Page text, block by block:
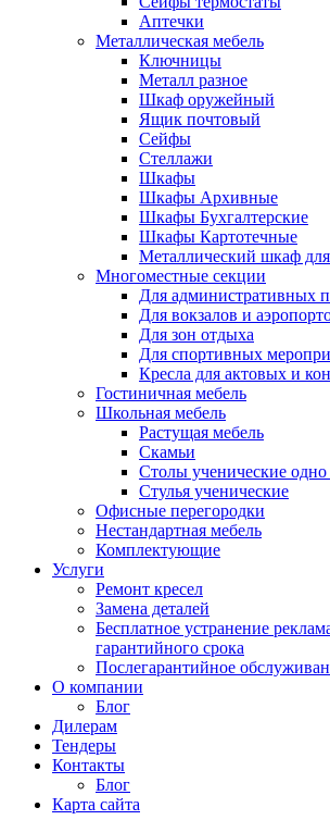
Аптечки
Металлическая мебель
Ключницы
Металл разное
Шкаф оружейный
Ящик почтовый
Сейфы
Стеллажи
Шкафы
Шкафы Архивные
Шкафы Бухгалтерские
Шкафы Картотечные
Металлический шкаф
Многоместные секции
Для административных
Для вокзалов и
Для зон отдыха
Для спортивных
Кресла для актовых и
Гостиничная мебель
Школьная мебель
Растущая мебель
Скамьи
Столы ученические
Стулья ученические
Офисные перегородки
Нестандартная мебель
Комплектующие
Услуги
Ремонт кресел
Замена деталей
Бесплатное устранение
гарантийного срока
Послегарантийное
О компании
Блог
Дилерам
Тендеры
Контакты
Блог
Карта сайта